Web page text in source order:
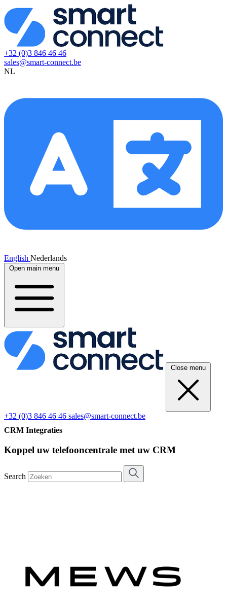
+32 (0)3 846 46 46
sales@smart-connect.be
NL
English Nederlands
Open main menu
Close menu
+32 (0)3 846 46 46 sales@smart-connect.be
CRM Integraties
Koppel uw telefooncentrale met uw CRM
Search